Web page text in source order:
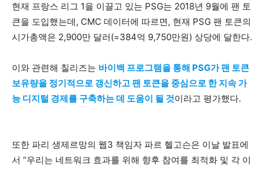
현재 프랑스 리그 1을 이끌고 있는 PSG는 2018년 9월에 팬 토
큰을 도입했는데, CMC 데이터에 따르면, 현재 PSG 팬 토큰의
시가총액은 2,900만 달러(=384억 9,750만원) 상당에 달한다.
이와 관련해 칠리즈는 바이백 프로그램을 통해 PSG가 팬 토큰
보유량을 정기적으로 갱신하고 팬 토큰을 중심으로 한 지속 가
능 디지털 경제를 구축하는 데 도움이 될 것이라고 평가했다.
또한 파리 생제르망의 웹3 책임자 파르 헬고슨은 이날 발표에
서 “우리는 네트워크 효과를 위해 향후 참여를 최적화 및 각 이